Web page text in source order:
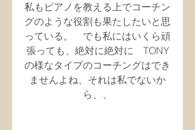
私もピアノを教える上でコーチン
グのような役割も果たしたいと思
っている。　でも私にはいくら頑
張っても、絶対に絶対に　TONY
の様なタイプのコーチングはでき
ませんよね、それは私でないか
ら、、